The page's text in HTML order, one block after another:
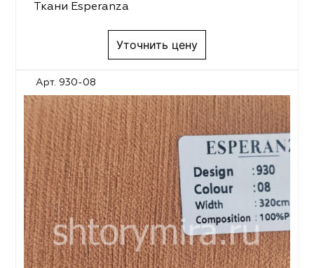
Ткани Esperanza
Уточнить цену
Арт. 930-08